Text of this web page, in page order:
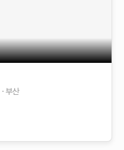
부산